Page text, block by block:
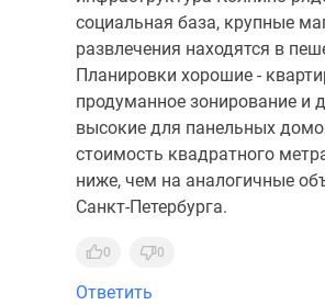
социальная база, крупные
развлечения находятся в
Планировки хорошие -
продуманное зонирование и
высокие для панельных
стоимость квадратного
ниже, чем на аналогичные
Санкт-Петербурга.
0 0
Ответить